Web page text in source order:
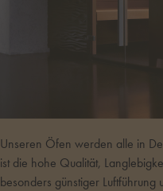
Unseren Öfen werden alle in
ist die hohe Qualität,
besonders günstiger Luftführung